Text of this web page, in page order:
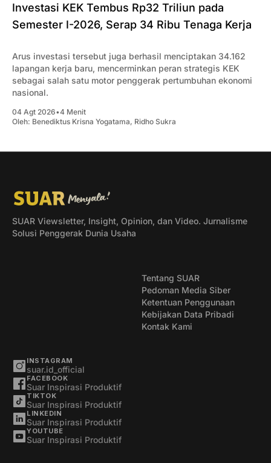
Investasi KEK Tembus Rp32 Triliun pada
Semester I-2026, Serap 34 Ribu Tenaga Kerja
Arus investasi tersebut juga berhasil menciptakan 34.162
lapangan kerja baru, mencerminkan peran strategis KEK
sebagai salah satu motor penggerak pertumbuhan ekonomi
nasional.
04 Agt 2026•4 Menit
Oleh: Benediktus Krisna Yogatama, Ridho Sukra
SUAR Viewsletter, Insight, Opinion, dan Video. Jurnalisme
Solusi Penggerak Dunia Usaha
Tentang SUAR
Pedoman Media Siber
Ketentuan Penggunaan
Kebijakan Data Pribadi
Kontak Kami
INSTAGRAM
suar.id_official
FACEBOOK
Suar Inspirasi Produktif
TIKTOK
Suar Inspirasi Produktif
LINKEDIN
Suar Inspirasi Produktif
YOUTUBE
Suar Inspirasi Produktif